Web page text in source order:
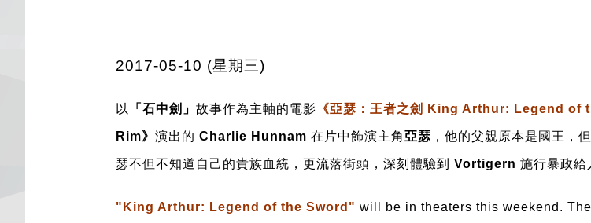
2017-05-10 (星期三)
以 「石中劍」 故事作為主軸的電影 《亞瑟：王者之劍 King Arthur: Legend of
Rim》 演出的 Charlie Hunnam 在片中飾演主角亞瑟 ，他的父親原本是國王，
瑟不但不知道自己的貴族血統，更流落街頭，深刻體驗到 Vortigern 施行暴政給
"King Arthur: Legend of the Sword" will be in theaters this weekend.